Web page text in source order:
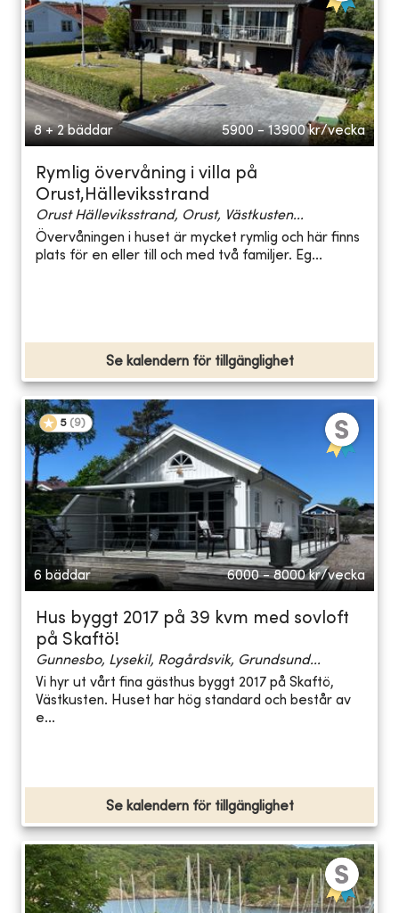
8 + 2 bäddar 5900 - 13900 kr/vecka
Rymlig övervåning i villa på
Orust,Hälleviksstrand
Orust Hälleviksstrand, Orust, Västkusten...
Övervåningen i huset är mycket rymlig och här finns
plats för en eller till och med två familjer. Eg...
Se kalendern för tillgänglighet
5 (9)
6 bäddar 6000 - 8000 kr/vecka
Hus byggt 2017 på 39 kvm med sovloft
på Skaftö!
Gunnesbo, Lysekil, Rogårdsvik, Grundsund...
Vi hyr ut vårt fina gästhus byggt 2017 på Skaftö,
Västkusten. Huset har hög standard och består av
e...
Se kalendern för tillgänglighet